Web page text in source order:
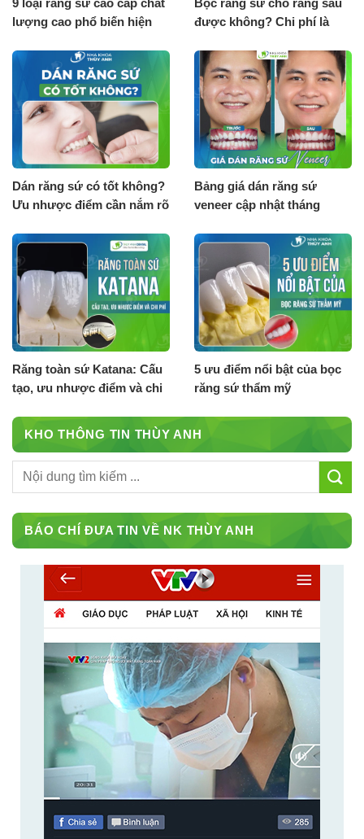
9 loại răng sứ cao cấp chất
lượng cao phổ biến hiện
Bọc răng sứ cho răng sâu
được không? Chi phí là
Dán răng sứ có tốt không?
Ưu nhược điểm cần nắm rõ
Bảng giá dán răng sứ
veneer cập nhật tháng
Răng toàn sứ Katana: Cấu
tạo, ưu nhược điểm và chi
5 ưu điểm nổi bật của bọc
răng sứ thẩm mỹ
KHO THÔNG TIN THÙY ANH
BÁO CHÍ ĐƯA TIN VỀ NK THÙY ANH